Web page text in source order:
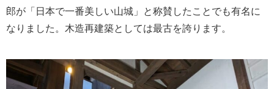
郎が「日本で一番美しい山城」と称賛したことでも有名に
なりました。木造再建築としては最古を誇ります。